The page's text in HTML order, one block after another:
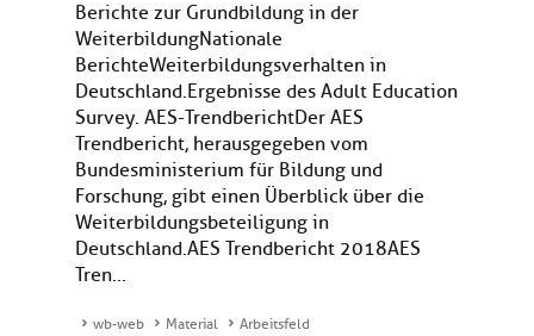
Berichte zur Grundbildung in der
WeiterbildungNationale
BerichteWeiterbildungsverhalten in
Deutschland. Ergebnisse des Adult Education
Survey. AES-TrendberichtDer AES
Trendbericht, herausgegeben vom
Bundesministerium für Bildung und
Forschung, gibt einen Überblick über die
Weiterbildungsbeteiligung in
Deutschland.AES Trendbericht 2018AES
Tren...
wb-web Material
Arbeitsfeld